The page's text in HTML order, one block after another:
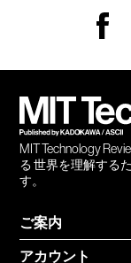
MIT Technology
る 世界を理解する
す。
ご案内
アカウント